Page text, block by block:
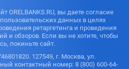
ORELBANKS.RU, вы даете согласие
данных в целях
ретаргетинга и проведения
и обзоров. Если вы не хотите, чтобы
покиньте сайт.
127549, г. Москва, ул.
контактный номер: 8 (800) 600-64-